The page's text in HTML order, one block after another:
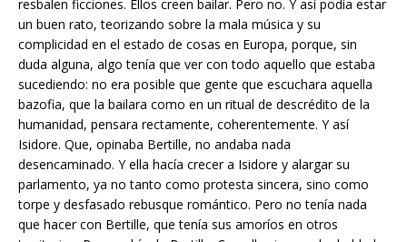
resbalen ficciones. Ellos creen bailar. Pero no. Y así podía estar
un buen rato, teorizando sobre la mala música y su
complicidad en el estado de cosas en Europa, porque, sin
duda alguna, algo tenía que ver con todo aquello que estaba
sucediendo: no era posible que gente que escuchara aquella
bazofia, que la bailara como en un ritual de descrédito de la
humanidad, pensara rectamente, coherentemente. Y así
Isidore. Que, opinaba Bertille, no andaba nada
desencaminado. Y ella hacía crecer a Isidore y alargar su
parlamento, ya no tanto como protesta sincera, sino como
torpe y desfasado rebusque romántico. Pero no tenía nada
que hacer con Bertille, que tenía sus amoríos en otros